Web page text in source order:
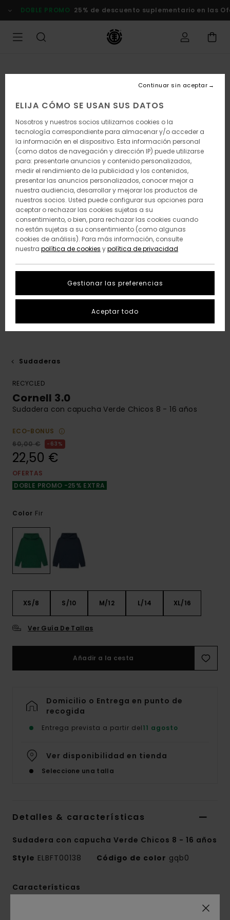
la
DOBLE PROMO 25% de descuento suplementario en las
Sudaderas
RECYCLED
Cornell 3.0
Sudadera con capucha Verde Chicos 8 - 16 años
ECO-BONUS
60,00 €
63%
22,50 €
OFERTAS
DOBLE PROMO -25% EXTRA
Color Fir
XS/8 S/10 M/12 L/14 XL/16
Ver Guía De Tallas
Añadir a la cesta
Domicilio o Entrega en punto de
recogida
Entrega prevista a partir del11 agosto
Ver disponibilidad en tienda
Seleccione una talla
Detalles & características
Sudadera con capucha Verde Chicos 8 - 16 años
Style ELBFT00138 Código de color gqb0
Características
ELIJA CÓMO SE USAN SUS DATOS
Nosotros y nuestros socios utilizamos cookies o la
tecnología correspondiente para almacenar y/o acceder a
la información en el dispositivo. Esta información personal
(como datos de navegación y dirección IP) puede utilizarse
para: presentarle anuncios y contenido personalizados,
medir el rendimiento de la publicidad y los contenidos,
presentar las anuncios personalizados, conocer mejor a
nuestra audiencia, desarrollar y mejorar los productos de
nuestros socios. Usted puede configurar sus opciones para
aceptar o rechazar las cookies sujetas a su
consentimiento, o bien, para rechazar las cookies cuando
no están sujetas a su consentimiento (como algunas
cookies de análisis). Para más información, consulte
nuestra política de cookies ypolítica de privacidad
Gestionar las preferencias
Continuar sin aceptar
Aceptar todo